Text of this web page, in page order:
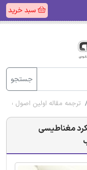
سبد خرید
جستجو
ترجمه مقاله اولین اصول
مغناطیسی